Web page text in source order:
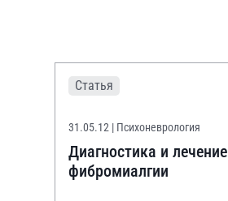
Статья
31.05.12 | Психоневрология
Диагностика и лечение
фибромиалгии